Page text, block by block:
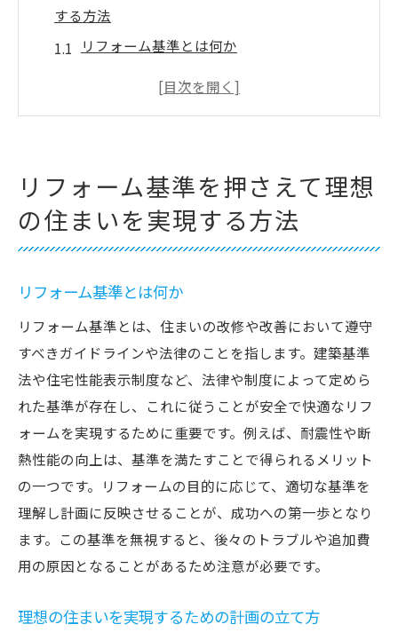
する方法
リフォーム基準とは何か
理想の住まいを実現するための計画の立て
プロの意見を取り入れるメリット
リフォーム後のメンテナンス基準
リフォームで快適さを手に入れるための基準と
リフォームで重視すべき快適性の要素
基準を満たす設備の選び方
住まいの動線を考慮したリフォーム
収納スペースのリフォーム基準
環境に優しいリフォーム基準
失敗しないリフォーム計画リフォーム基準の重
要性
計画段階で押さえるべき基準
リフォームのタイムラインと基準設定
リフォーム基準を守るためのチェックリス
リフォーム基準を押さえて理想
の住まいを実現する方法
リフォーム基準とは何か
リフォーム基準とは、住まいの改修や改善において遵守
すべきガイドラインや法律のことを指します。建築基準
法や住宅性能表示制度など、法律や制度によって定めら
れた基準が存在し、これに従うことが安全で快適なリフ
ォームを実現するために重要です。例えば、耐震性や断
熱性能の向上は、基準を満たすことで得られるメリット
の一つです。リフォームの目的に応じて、適切な基準を
理解し計画に反映させることが、成功への第一歩となり
ます。この基準を無視すると、後々のトラブルや追加費
用の原因となることがあるため注意が必要です。
理想の住まいを実現するための計画の立て方